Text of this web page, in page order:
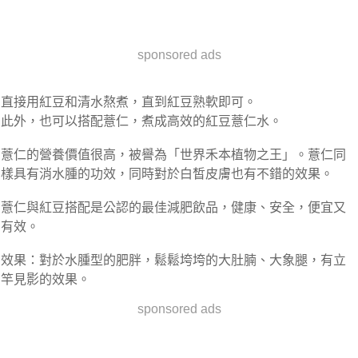
sponsored ads
直接用紅豆和清水熬煮，直到紅豆熟軟即可。
此外，也可以搭配薏仁，煮成高效的紅豆薏仁水。
薏仁的營養價值很高，被譽為「世界禾本植物之王」。薏仁同
樣具有消水腫的功效，同時對於白皙皮膚也有不錯的效果。
薏仁與紅豆搭配是公認的最佳減肥飲品，健康、安全，便宜又
有效。
效果：對於水腫型的肥胖，鬆鬆垮垮的大肚腩、大象腿，有立
竿見影的效果。
sponsored ads